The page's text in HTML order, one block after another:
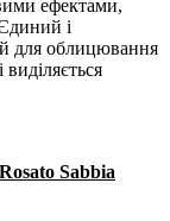
ефектами,
і
для облицювання
виділяється
Sabbia